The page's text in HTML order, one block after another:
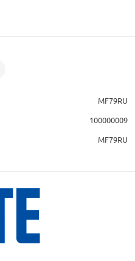
MF79RU
100000009
MF79RU